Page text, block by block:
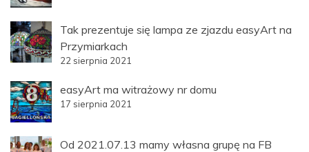
Tak prezentuje się lampa ze zjazdu easyArt na
Przymiarkach
22 sierpnia 2021
easyArt ma witrażowy nr domu
17 sierpnia 2021
Od 2021.07.13 mamy własna grupę na FB